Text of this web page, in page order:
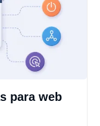
para web